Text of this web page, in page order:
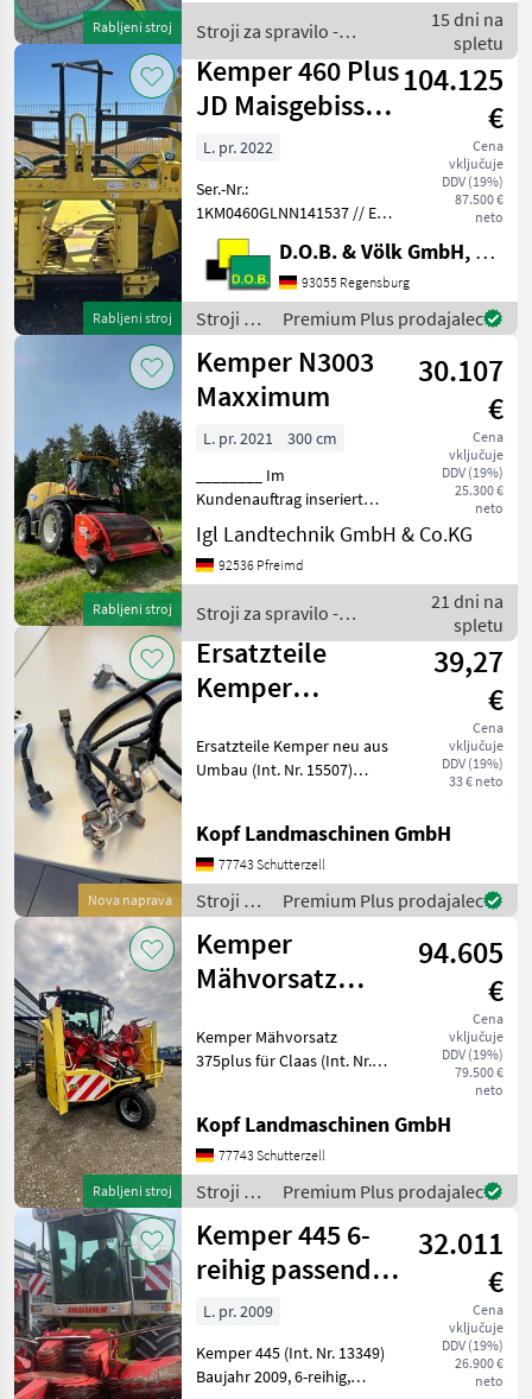
Rabljeni stroj
Stroji za spravilo - pol
Stroji za spravilo -
poljedelstvo / Kemper
15 dni na
spletu
Rabljeni stroj
Kemper 460 Plus
JD Maisgebiss
8000i
104.125
€
Cena
vključuje
DDV (19%)
87.500 €
neto
L. pr. 2022
Ser.-Nr.:
1KM0460GLNN141537 // Erf.:
286298 Ser.-Nr.:
1KM400FGCNN142161 //
Erf.: 291414 Kemper 460
Plus & Komfortfahrwerk
Kemper 400F *
Mietmaschine, jung gebrauc
D.O.B. & Völk GmbH, Filiale Regensburg
93055 Regensburg
Stroji za
spravilo
-
poljedelstvo
/
Kemper
Premium Plus prodajalec
Rabljeni stroj
Kemper N3003
Maxximum
30.107
€
Cena
vključuje
DDV (19%)
25.300 €
neto
L. pr. 2021
300 cm
________ Im
Kundenauftrag inseriert
Stroji za spravilo -
poljedelstvo Adapteri za
kombajn
Igl Landtechnik GmbH & Co.KG
92536 Pfreimd
Stroji za spravilo -
poljedelstvo / Kemper
21 dni na
spletu
Nova naprava
Ersatzteile
Kemper
aus Umbau
39,27
€
Cena
vključuje
DDV (19%)
33 € neto
Ersatzteile Kemper neu aus
Umbau (Int. Nr. 15507)
32€ zzgl. MwSt. John Deere
Sensor, LCA109380
Kopf Landmaschinen GmbH
77743 Schutterzell
Stroji za
spravilo
-
poljedelstvo
/
Premium Plus prodajalec
Rabljeni stroj
Kemper
Mähvorsatz
Claas
94.605
€
Cena
vključuje
DDV (19%)
79.500 €
neto
Kemper Mähvorsatz
375plus für Claas (Int. Nr.
hydraulischer
Pendelrahmen Multispeed
2- Ganggetriebe mit
Schnellk
Kopf Landmaschinen GmbH
77743 Schutterzell
Stroji za
spravilo
-
poljedelstvo
/
Kemper
Premium Plus prodajalec
Kemper 445 6-
reihig passend
an 491, 492, 493,
32.011
€
Cena
vključuje
DDV (19%)
26.900 €
neto
L. pr. 2009
Kemper 445 (Int. Nr. 13349)
Baujahr 2009, 6-reihig,